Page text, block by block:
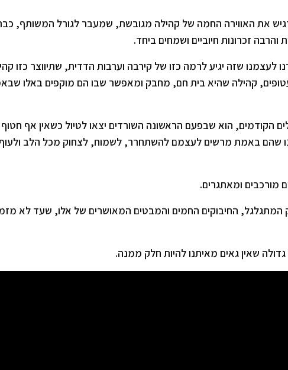
את האווירה החמה של קהילה מגובשת, שמעבר לגורל המשותף,
והרבה זכרונות חיוביים ושמחים ביחד.
לעצמנו שזה יגיע לרמה כזו של קירבה וערבות הדדית, שתיווצר כזו
קהילה שהיא בית חם, מחבק ומאפשר שבו הם מוקפים באלו
הקודמים, הוא שבפעם הראשונה השורדים יצאו לטיול כשאין אף חטוף
שהם באמת מרשים לעצמם להשתחרר, לשמוח, לצחוק מכל הלב
מורכבים ומאתגרים.
המתגלגל, החיבוקים החמים והמבטים המאושרים של אלו, שעד לא
שאין גאים מאיתנו להיות חלק ממנה.